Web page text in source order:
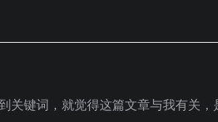
关键词，就觉得这篇文章与我有关，